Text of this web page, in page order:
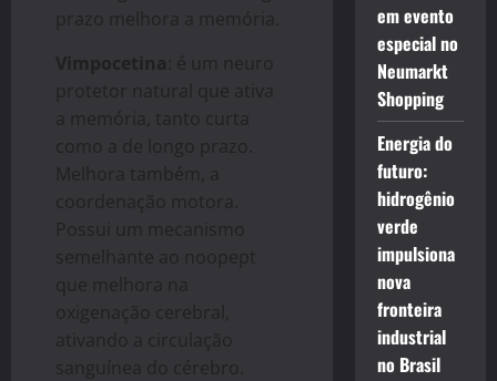
prazo melhora a memória.
Vimpocetina : é um neuro
protetor natural que ativa
a memória, tanto curta
como a de longo prazo.
Melhora também, a
coordenação motora.
Possui um mecanismo
semelhante ao noopept
que melhora na
oxigenação cerebral,
ativando a circulação
sanguínea do cérebro.
em evento
especial no
Neumarkt
Shopping
Energia do
futuro:
hidrogênio
verde
impulsiona
nova
fronteira
industrial
no Brasil